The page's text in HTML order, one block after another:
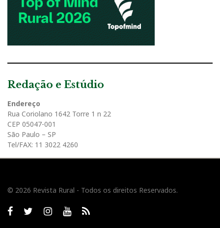
Redação e Estúdio
Endereço
Rua Coriolano 1642 Torre 1 n 22
CEP 05047-001
São Paulo – SP
Tel/FAX: 11 3022 4260
© 2026 Revista Rural - Todos os direitos Reservados.
FacebooktwitterInstagramYoutube
RSS